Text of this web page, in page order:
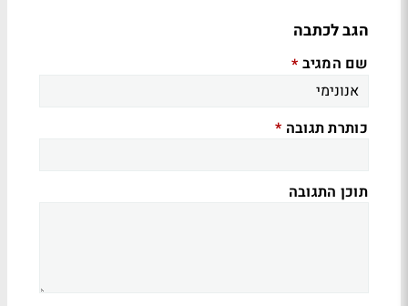
הגב לכתבה
שם המגיב *
כותרת תגובה *
תוכן התגובה